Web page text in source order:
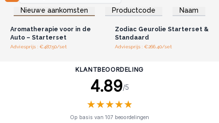
Nieuwe aankomsten Productcode Naam
Log in of registreer u voor
groothandelsprijzen.
Aromatherapie voor in de
Auto – Starterset
Adviesprijs : €487.50/set
Log in of registreer u voor
groothandelsprijzen.
Zodiac Geurolie Starterset &
Standaard
Adviesprijs : €266.40/set
KLANTBEOORDELING
4.89/5
★★★★★
★★★★★
Op basis van 107 beoordelingen